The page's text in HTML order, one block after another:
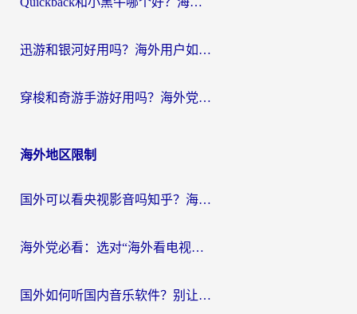
迅游和银河好用吗？海外用户如何选择回国加速器实现无缝访问国内资源
穿梭和奇游手游好用吗？海外党亲测3款回国加速器，附蜜蜂加速器七天试用攻略
海外地区限制
国外可以看央视影音吗知乎？海外党亲测有效的回国加速方案
海外党必看：选对“海外看电视剧软件”，再也不用愁国内剧刷不了
国外如何听国内音乐软件？别让地域限制，断了你的中文歌单